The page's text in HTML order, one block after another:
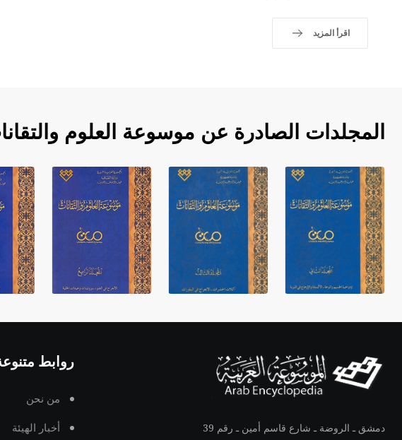
اقرأ المزيد
المجلدات الصادرة عن موسوعة العلوم
دمشق ـ الروضة ـ شارع قاسم أمين ـ رقم 39
روابط
من نحن
أخبار الهيئة